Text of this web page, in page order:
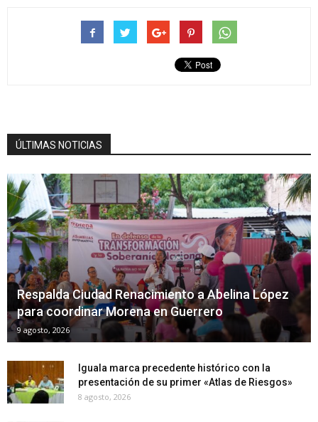
ÚLTIMAS NOTICIAS
Respalda Ciudad Renacimiento a Abelina López
para coordinar Morena en Guerrero
9 agosto, 2026
Iguala marca precedente histórico con la
presentación de su primer «Atlas de Riesgos»
8 agosto, 2026